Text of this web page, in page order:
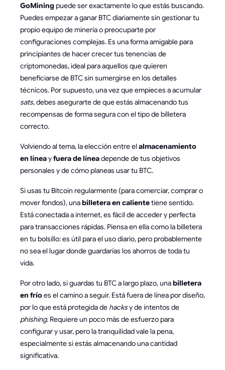
GoMiningpuede ser exactamente lo que estás buscando.
Puedes empezar a ganar BTC diariamente sin gestionar tu
propio equipo de minería o preocuparte por
configuraciones complejas. Es una forma amigable para
principiantes de hacer crecer tus tenencias de
criptomonedas, ideal para aquellos que quieren
beneficiarse de BTC sin sumergirse en los detalles
técnicos. Por supuesto, una vez que empieces a acumular
sats, debes asegurarte de que estás almacenando tus
recompensas de forma segura con el tipo de billetera
correcto.
Volviendo al tema, la elección entre el almacenamiento
en líneayfuera de líneadepende de tus objetivos
personales y de cómo planeas usar tu BTC.
Si usas tu Bitcoin regularmente (para comerciar, comprar o
mover fondos), unabilletera en calientetiene sentido.
Está conectada a internet, es fácil de acceder y perfecta
para transacciones rápidas. Piensa en ella como la billetera
en tu bolsillo: es útil para el uso diario, pero probablemente
no sea el lugar donde guardarías los ahorros de toda tu
vida.
Por otro lado, si guardas tu BTC a largo plazo, unabilletera
en fríoes el camino a seguir. Está fuera de línea por diseño,
por lo que está protegida de hacksy de intentos de
phishing. Requiere un poco más de esfuerzo para
configurar y usar, pero la tranquilidad vale la pena,
especialmente si estás almacenando una cantidad
significativa.